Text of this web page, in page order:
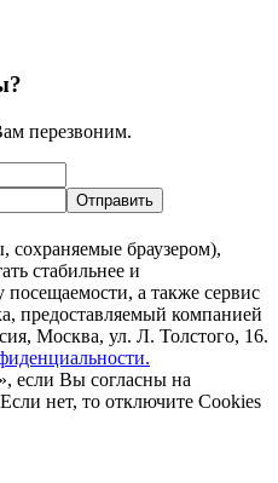
перезвоним.
браузером),
стабильнее и
посещаемости, а также сервис
предоставляемый компанией
Москва, ул. Л. Толстого, 16.
если Вы согласны на
нет, то отключите Cookies